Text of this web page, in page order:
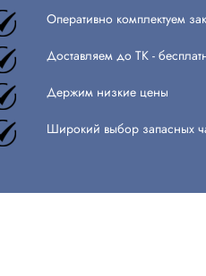
Оперативно комплектуем
Доставляем до ТК -
Держим низкие цены
Широкий выбор запасных